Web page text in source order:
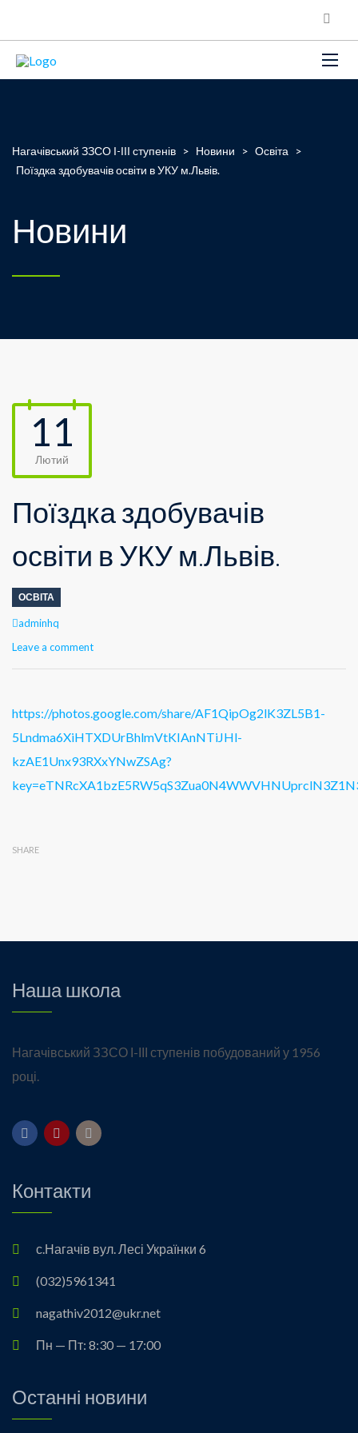
Нагачівський ЗЗСО І-ІІІ ступенів > Новини > Освіта
>
Поїздка здобувачів освіти в УКУ м.Львів.
Новини
11
Лютий
Поїздка здобувачів
освіти в УКУ м.Львів.
ОСВІТА
Author
adminhq
Leave a comment
https://photos.google.com/share/AF1QipOg2lK3ZL5B1-
5Lndma6XiHTXDUrBhlmVtKIAnNTiJHl-
kzAE1Unx93RXxYNwZSAg?
SHARE
Наша школа
Нагачівський ЗЗСО І-ІІІ ступенів побудований у 1956
році.
Контакти
с.Нагачів вул. Лесі Українки 6
(032)5961341
nagathiv2012@ukr.net
Пн — Пт: 8:30 — 17:00
Останні новини